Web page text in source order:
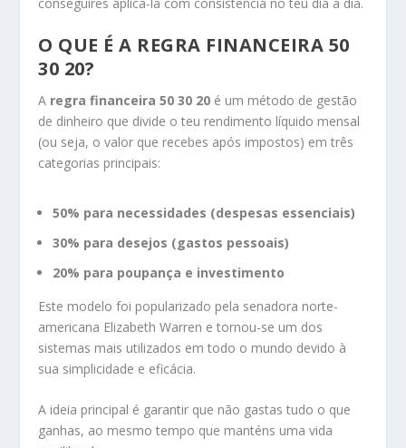
O QUE É A REGRA FINANCEIRA 50
30 20?
A regra financeira 50 30 20 é um método de gestão
de dinheiro que divide o teu rendimento líquido mensal
(ou seja, o valor que recebes após impostos) em três
categorias principais:
50% para necessidades (despesas essenciais)
30% para desejos (gastos pessoais)
20% para poupança e investimento
Este modelo foi popularizado pela senadora norte-
americana Elizabeth Warren e tornou-se um dos
sistemas mais utilizados em todo o mundo devido à
sua simplicidade e eficácia.
A ideia principal é garantir que não gastas tudo o que
ganhas, ao mesmo tempo que manténs uma vida